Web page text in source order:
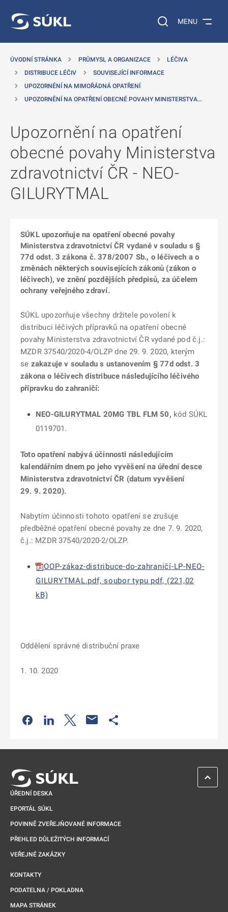
Vyhledávání na
MENU
ÚVODNÍ STRÁNKA PRŮMYSL A ORGANIZACE
LÉČIVA
DISTRIBUCE LÉČIV
SOUVISEJÍCÍ INFORMACE
UPOZORNĚNÍ NA MIMOŘÁDNÁ OPATŘENÍ
UPOZORNĚNÍ NA OPATŘENÍ OBECNÉ POVAHY MINISTERSTVA…
Upozornění na opatření
obecné povahy Ministerstva
zdravotnictví ČR - NEO-
GILURYTMAL
SÚKL upozorňuje na opatření obecné povahy
Ministerstva zdravotnictví ČR vydané v souladu s §
77d odst. 3 zákona č. 378/2007 Sb., o léčivech a o
změnách některých souvisejících zákonů (zákon o
léčivech), ve znění pozdějších předpisů, za účelem
ochrany veřejného zdraví.
SÚKL upozorňuje všechny držitele povolení k
distribuci léčivých přípravků na opatření obecné
povahy Ministerstva zdravotnictví ČR vydané pod č.j.:
MZDR 37540/2020-4/OLZP dne 29. 9. 2020, kterým
se zakazuje v souladu s ustanovením § 77d odst. 3
zákona o léčivech distribuce následujícího léčivého
přípravku do zahraničí:
NEO-GILURYTMAL 20MG TBL FLM 50, kód SÚKL
0119701.
Toto opatření nabývá účinnosti následujícím
kalendářním dnem po jeho vyvěšení na úřední desce
Ministerstva zdravotnictví ČR (datum vyvěšení
29. 9. 2020).
Nabytím účinnosti tohoto opatření se zrušuje
předběžné opatření obecné povahy ze dne 7. 9. 2020,
č.j.: MZDR 37540/2020-2/OLZP.
OOP-zákaz-distribuce-do-zahraničí-LP-NEO-
GILURYTMAL.pdf, soubor typu pdf, (221,02
kB)
Oddělení správné distribuční praxe
1. 10. 2020
Odkaz se otevře na nové kartě
Odkaz se otevře na nové kartě
Odkaz se otevře na nové kartě
ÚŘEDNÍ DESKA
EPORTÁL SÚKL
POVINNĚ ZVEŘEJŇOVANÉ INFORMACE
PŘEHLED DŮLEŽITÝCH INFORMACÍ
VEŘEJNÉ ZAKÁZKY
KONTAKTY
PODATELNA / POKLADNA
MAPA STRÁNEK
ZPĚT